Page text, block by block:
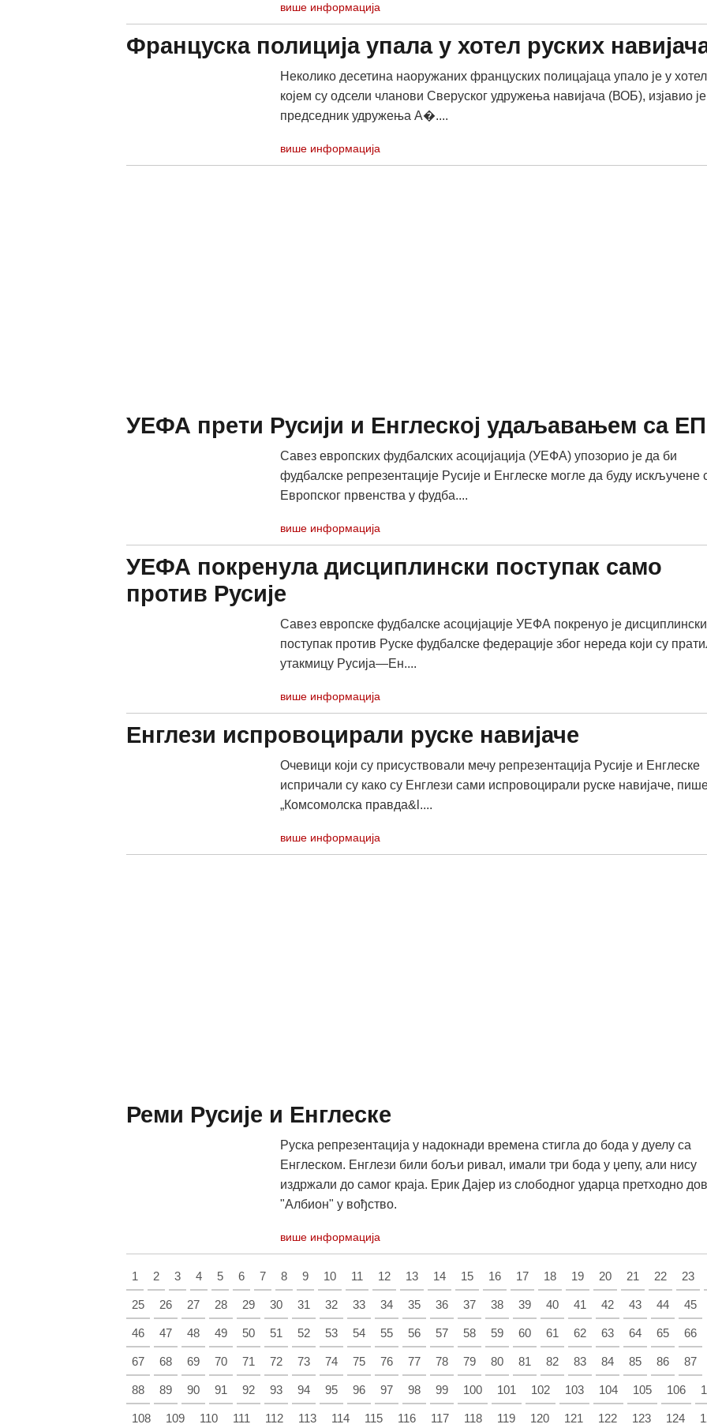
више информација
Француска полиција упала у хотел руских
Неколико десетина наоружаних француских полицајаца упало је у
којем су одсели чланови Сверуског удружења навијача (ВОБ), изјавио је
председник удружења А�....
више информација
УЕФА прети Русији и Енглеској удаљавањем са ЕП
Савез европских фудбалских асоцијација (УЕФА) упозорио је да би
фудбалске репрезентације Русије и Енглеске могле да буду искључене
Европског првенства у фудба....
више информација
УЕФА покренула дисциплински поступак само
против Русије
Савез европске фудбалске асоцијације УЕФА покренуо је дисциплински
поступак против Руске фудбалске федерације због нереда који су
утакмицу Русија—Ен....
више информација
Енглези испровоцирали руске навијаче
Очевици који су присуствовали мечу репрезентација Русије и Енглеске
испричали су како су Енглези сами испровоцирали руске навијаче,
„Комсомолска правда&l....
више информација
Реми Русије и Енглеске
Руска репрезентација у надокнади времена стигла до бода у дуелу са
Енглеском. Енглези били бољи ривал, имали три бода у џепу, али нису
издржали до самог краја. Ерик Дајер из слободног ударца претходно
"Албион" у вођство.
више информација
1 2 3 4 5 6 7 8 9 10 11 12 13 14 15 16 17 18 19 20 21 22 23
25 26 27 28 29 30 31 32 33 34 35 36 37 38 39 40 41 42 43 44 45
46 47 48 49 50 51 52 53 54 55 56 57 58 59 60 61 62 63 64 65 66
67 68 69 70 71 72 73 74 75 76 77 78 79 80 81 82 83 84 85 86 87
88 89 90 91 92 93 94 95 96 97 98 99 100 101 102 103 104 105 106
108 109 110 111 112 113 114 115 116 117 118 119 120 121 122 123 124